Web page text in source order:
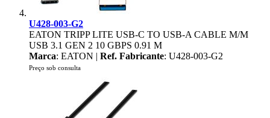
U428-003-G2
EATON TRIPP LITE USB-C TO USB-A CABLE M/M
USB 3.1 GEN 2 10 GBPS 0.91 M
Marca: EATON | Ref. Fabricante: U428-003-G2
Preço sob consulta